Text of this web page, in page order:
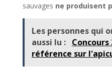
sauvages ne produisent
Les personnes qui
aussi lu : Concours
référence sur